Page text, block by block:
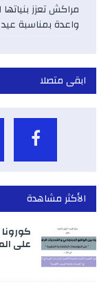
مراكش تعزز
واعدة بمناسبة
ابقى متصلا
الأكثر مشاهدة
على